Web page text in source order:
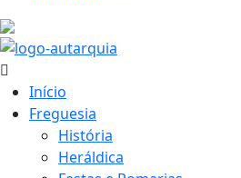
Início
Freguesia
História
Heráldica